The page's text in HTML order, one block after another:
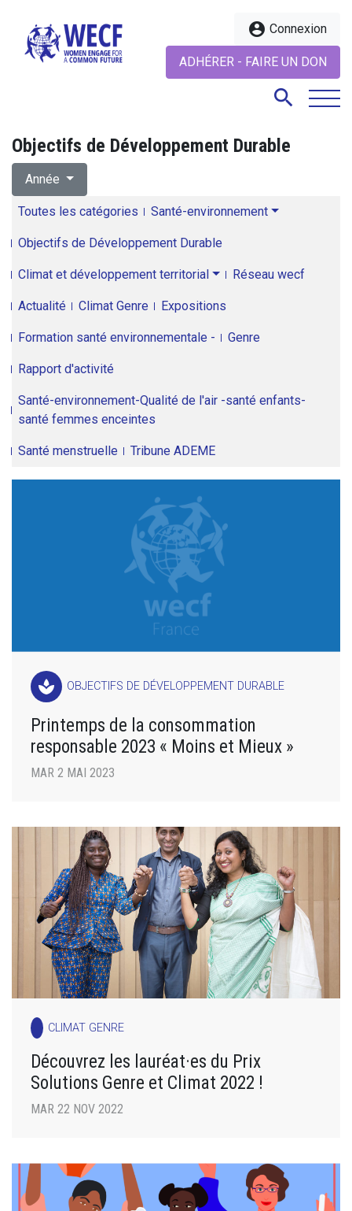
account_circle Connexion
ADHÉRER - FAIRE UN DON
search
Objectifs de Développement Durable
Année
Toutes les catégories Santé-environnement
Objectifs de Développement Durable
Climat et développement territorial Réseau wecf
Actualité Climat Genre Expositions
Formation santé environnementale - Genre
Rapport d'activité
Santé-environnement-Qualité de l'air -santé enfants-
santé femmes enceintes
Santé menstruelle Tribune ADEME
spa OBJECTIFS DE DÉVELOPPEMENT DURABLE
Printemps de la consommation
responsable 2023 « Moins et Mieux »
MAR 2 MAI 2023
CLIMAT GENRE
Découvrez les lauréat·es du Prix
Solutions Genre et Climat 2022 !
MAR 22 NOV 2022